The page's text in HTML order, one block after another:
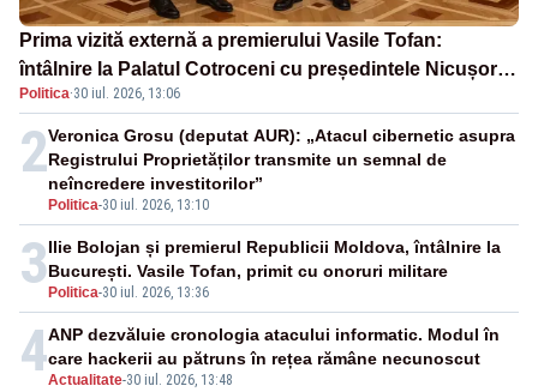
Prima vizită externă a premierului Vasile Tofan:
întâlnire la Palatul Cotroceni cu președintele Nicușor
Dan
Politica·30 iul. 2026, 13:06
2
Politica-30 iul. 2026, 13:10
Veronica Grosu (deputat AUR): „Atacul cibernetic asupra
Registrului Proprietăților transmite un semnal de
neîncredere investitorilor”
3 Politica-30 iul. 2026, 13:36
Ilie Bolojan și premierul Republicii Moldova, întâlnire la
București. Vasile Tofan, primit cu onoruri militare
4Actualitate-30 iul. 2026, 13:48
ANP dezvăluie cronologia atacului informatic. Modul în
care hackerii au pătruns în rețea rămâne necunoscut